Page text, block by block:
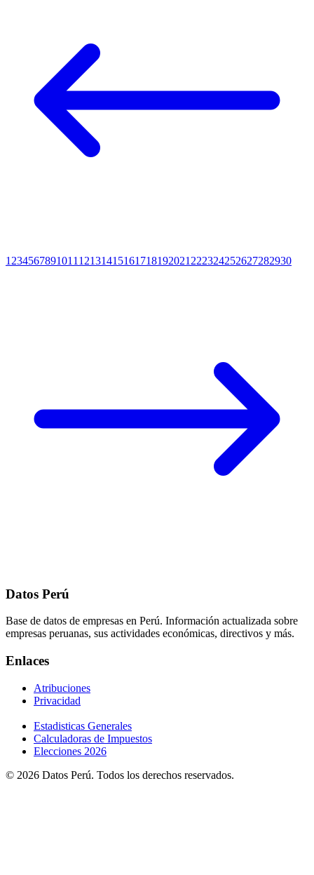
1 234567891011 12131415161718192021 222324252627282930
Datos Perú
Base de datos de empresas en Perú. Información actualizada sobre
empresas peruanas, sus actividades económicas, directivos y más.
Enlaces
Atribuciones
Privacidad
Estadisticas Generales
Calculadoras de Impuestos
Elecciones 2026
© 2026 Datos Perú. Todos los derechos reservados.